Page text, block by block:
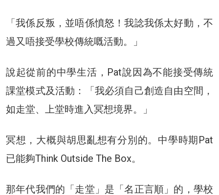
「我係反叛，並唔係憤怒！我諗我係太好動，不
過又唔接受學校傳統嘅活動。」
說起從前的中學生活，Pat說因為不能接受傳統
課堂模式及活動：「我必須自己創造自由空間，
如走堂、上堂時進入冥想境界。」
冥想，大概與胡思亂想有分別的。中學時期Pat
已能夠Think Outside The Box。
那年代我們的「走堂」是「名正言順」的，學校